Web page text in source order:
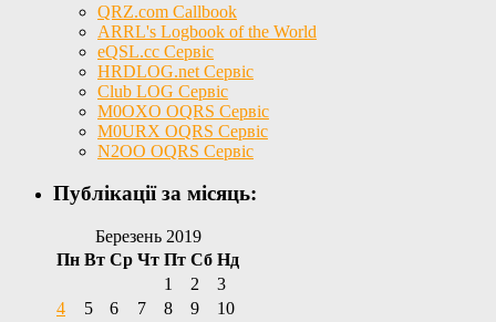
QRZ.com Callbook
ARRL's Logbook of the World
eQSL.cc Сервіс
HRDLOG.net Сервіс
Club LOG Сервіс
M0OXO OQRS Сервіс
M0URX OQRS Сервіс
N2OO OQRS Сервіс
Публікації за місяць:
Березень 2019
Пн Вт Ср Чт Пт Сб Нд
1
2
3
4
5 6 7 8 9
10